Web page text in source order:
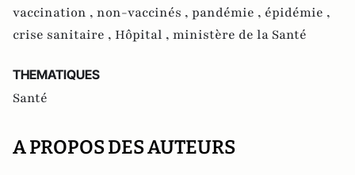
vaccination , non-vaccinés , pandémie , épidémie ,
crise sanitaire , Hôpital , ministère de la Santé
THEMATIQUES
Santé
A PROPOS DES AUTEURS